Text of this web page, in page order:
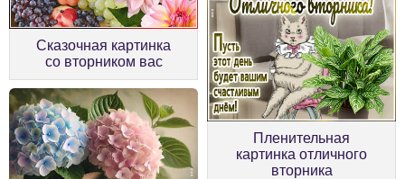
Сказочная картинка
со вторником вас
Пленительная
картинка отличного
вторника